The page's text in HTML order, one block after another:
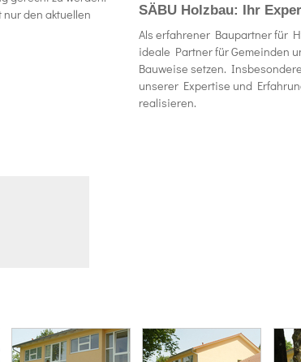
den aktuellen
SÄBU Holzbau: Ihr
Als erfahrener Baupartner für
ideale Partner für Gemeinden
Bauweise setzen.
unserer Expertise und
realisieren.